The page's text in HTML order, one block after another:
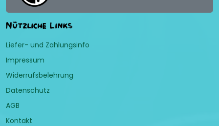
Nützliche Links
Liefer- und Zahlungsinfo
Impressum
Widerrufsbelehrung
Datenschutz
AGB
Kontakt